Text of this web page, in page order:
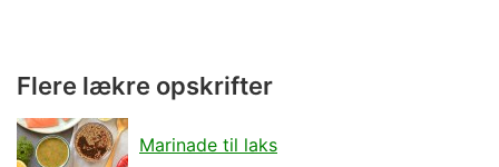
Flere lækre opskrifter
Marinade til laks